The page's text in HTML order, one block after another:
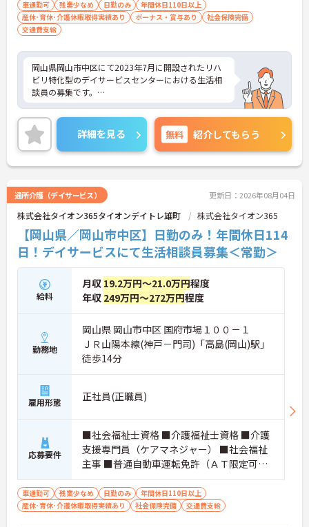
験あるかた優遇） ※PCスキル：Word・E
xcelの簡単な操作、インターネットの閲覧
車通勤可 残業少なめ 日勤のみ
年間休日110日以上
産休･育休･介護休暇取得実績あり
ボーナス・賞与あり
社会保険完備
交通費支給
岡山県岡山市中区にて2023年7月に開設されたリハ
ビリ特化型のデイサービスセンターにおける生活相
談員の募集です。
残業は月平均5時間程度なので、ワークライフバラ
ンスを保ちながらご勤務いただけます。また、日曜
は固定休なので、プライベートを大切にしながらご
勤務いただけます。
に詳細をお話しいたしますのでお気軽にご相談くだ
さい！
詳細を見る 無料 紹介してもらう
通所介護（デイサービス） 更新日：2026年08月04日
株式会社タイオン365タイオンデイトレ雄町 株式会社タイオン365
【岡山県／岡山市中区】日勤のみ！年間休日114
日！デイサービスにて生活相談員募集＜常勤＞
給料
月収 19.2万円～21.0万円程度
年収 249万円～272万円程度
勤務地
岡山県 岡山市中区 国府市場１００－１
ＪＲ山陽本線(神戸－門司)「高島(岡山)駅」
徒歩14分
雇用形態 正社員(正職員)
応募要件
■社会福祉士資格 ■介護福祉士資格 ■介護
支援専門員（ケアマネジャー） ■社会福祉
主事 ■普通自動車運転免許（ＡＴ限定可）
■ワード、エクセルの簡単な操作、インタ
ーネットの閲覧ができる方 ■介護施設での
勤務実績のある方歓迎
車通勤可 残業少なめ 日勤のみ
年間休日110日以上
産休･育休･介護休暇取得実績あり
社会保険完備 交通費支給